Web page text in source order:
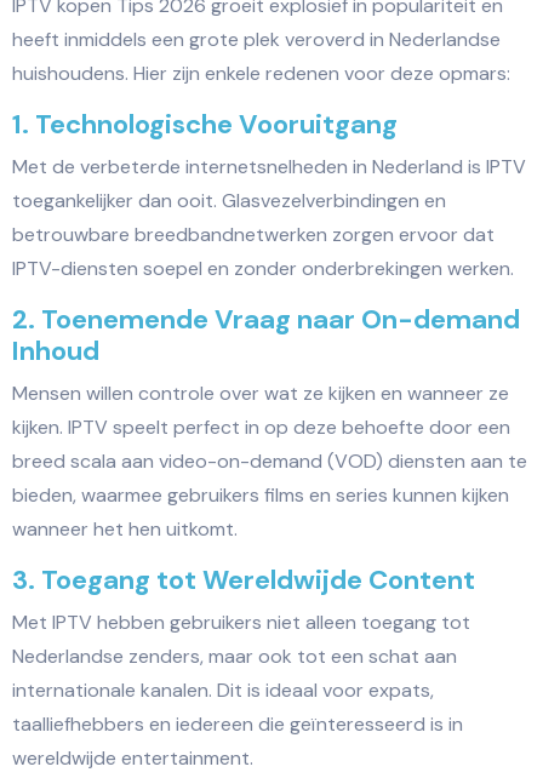
IPTV kopen Tips 2026 groeit explosief in populariteit en
heeft inmiddels een grote plek veroverd in Nederlandse
huishoudens. Hier zijn enkele redenen voor deze opmars:
1. Technologische Vooruitgang
Met de verbeterde internetsnelheden in Nederland is IPTV
toegankelijker dan ooit. Glasvezelverbindingen en
betrouwbare breedbandnetwerken zorgen ervoor dat
IPTV-diensten soepel en zonder onderbrekingen werken.
2. Toenemende Vraag naar On-demand
Inhoud
Mensen willen controle over wat ze kijken en wanneer ze
kijken. IPTV speelt perfect in op deze behoefte door een
breed scala aan video-on-demand (VOD) diensten aan te
bieden, waarmee gebruikers films en series kunnen kijken
wanneer het hen uitkomt.
3. Toegang tot Wereldwijde Content
Met IPTV hebben gebruikers niet alleen toegang tot
Nederlandse zenders, maar ook tot een schat aan
internationale kanalen. Dit is ideaal voor expats,
taalliefhebbers en iedereen die geïnteresseerd is in
wereldwijde entertainment.